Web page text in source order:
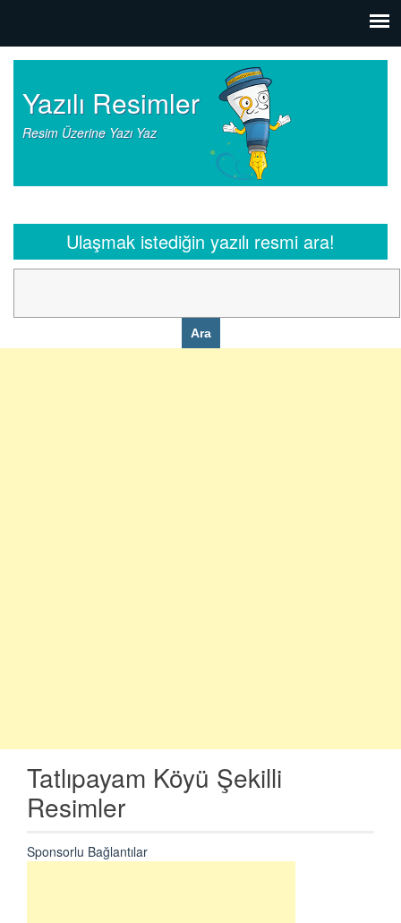
Yazılı Resimler
Resim Üzerine Yazı Yaz
Ulaşmak istediğin yazılı resmi ara!
Tatlıpayam Köyü Şekilli
Resimler
Sponsorlu Bağlantılar